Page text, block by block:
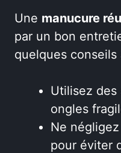
Une manucure
par un bon
quelques conseils
Utilisez
ongles
Ne
pour éviter